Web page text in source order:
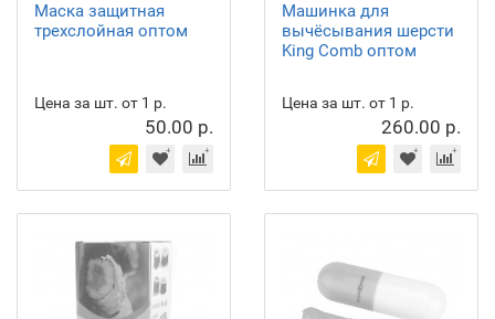
Маска защитная
трехслойная оптом
Цена за шт. от 1 р.
50.00 р.
Машинка для
вычёсывания шерсти
King Comb оптом
Цена за шт. от 1 р.
260.00 р.